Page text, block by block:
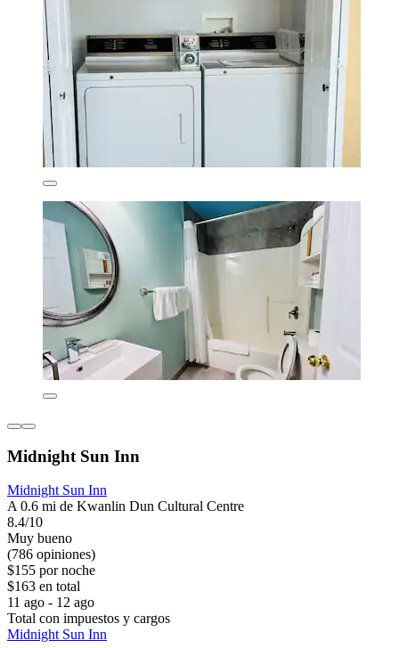
Midnight Sun Inn
Midnight Sun Inn
A 0.6 mi de Kwanlin Dun Cultural Centre
8.4/10
Muy bueno
(786 opiniones)
$155 por noche
$163 en total
11 ago - 12 ago
Total con impuestos y cargos
Midnight Sun Inn